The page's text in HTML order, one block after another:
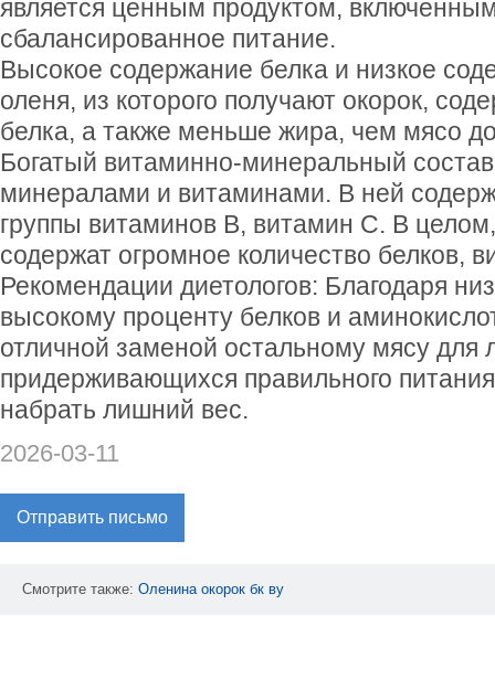
является ценным продуктом,
сбалансированное питание.
Высокое содержание белка и низкое
оленя, из которого получают окорок,
белка, а также меньше жира, чем мясо
Богатый витаминно-минеральный
минералами и витаминами. В ней
группы витаминов В, витамин С. В
содержат огромное количество белков,
Рекомендации диетологов: Благодаря
высокому проценту белков и
отличной заменой остальному мясу для
придерживающихся правильного
набрать лишний вес.
2026-03-11
Отправить письмо
Смотрите также: Оленина окорок бк ву